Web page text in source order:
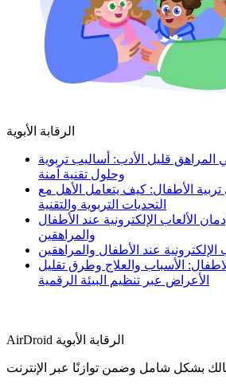
الرقابة الأبوية
المراهق قليل الأدب: أساليب تربوية
وحلول تقنية آمنة
الأطفال: كيف يتعامل الأهل مع
التحديات التربوية والتقنية
الألعاب الإلكترونية عند الأطفال
والمراهقين
الإلكترونية عند الأطفال والمراهقين
الأسباب والعلاج وطرق تقليل
الأعراض عبر تنظيم البيئة الرقمية
AirDroid الرقابة الأبوية
بشكل شامل وضمن توازنًا عبر الإنترنت